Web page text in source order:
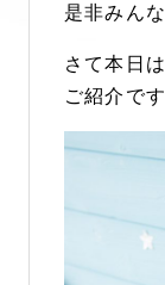
是非みん
さて本日
ご紹介で